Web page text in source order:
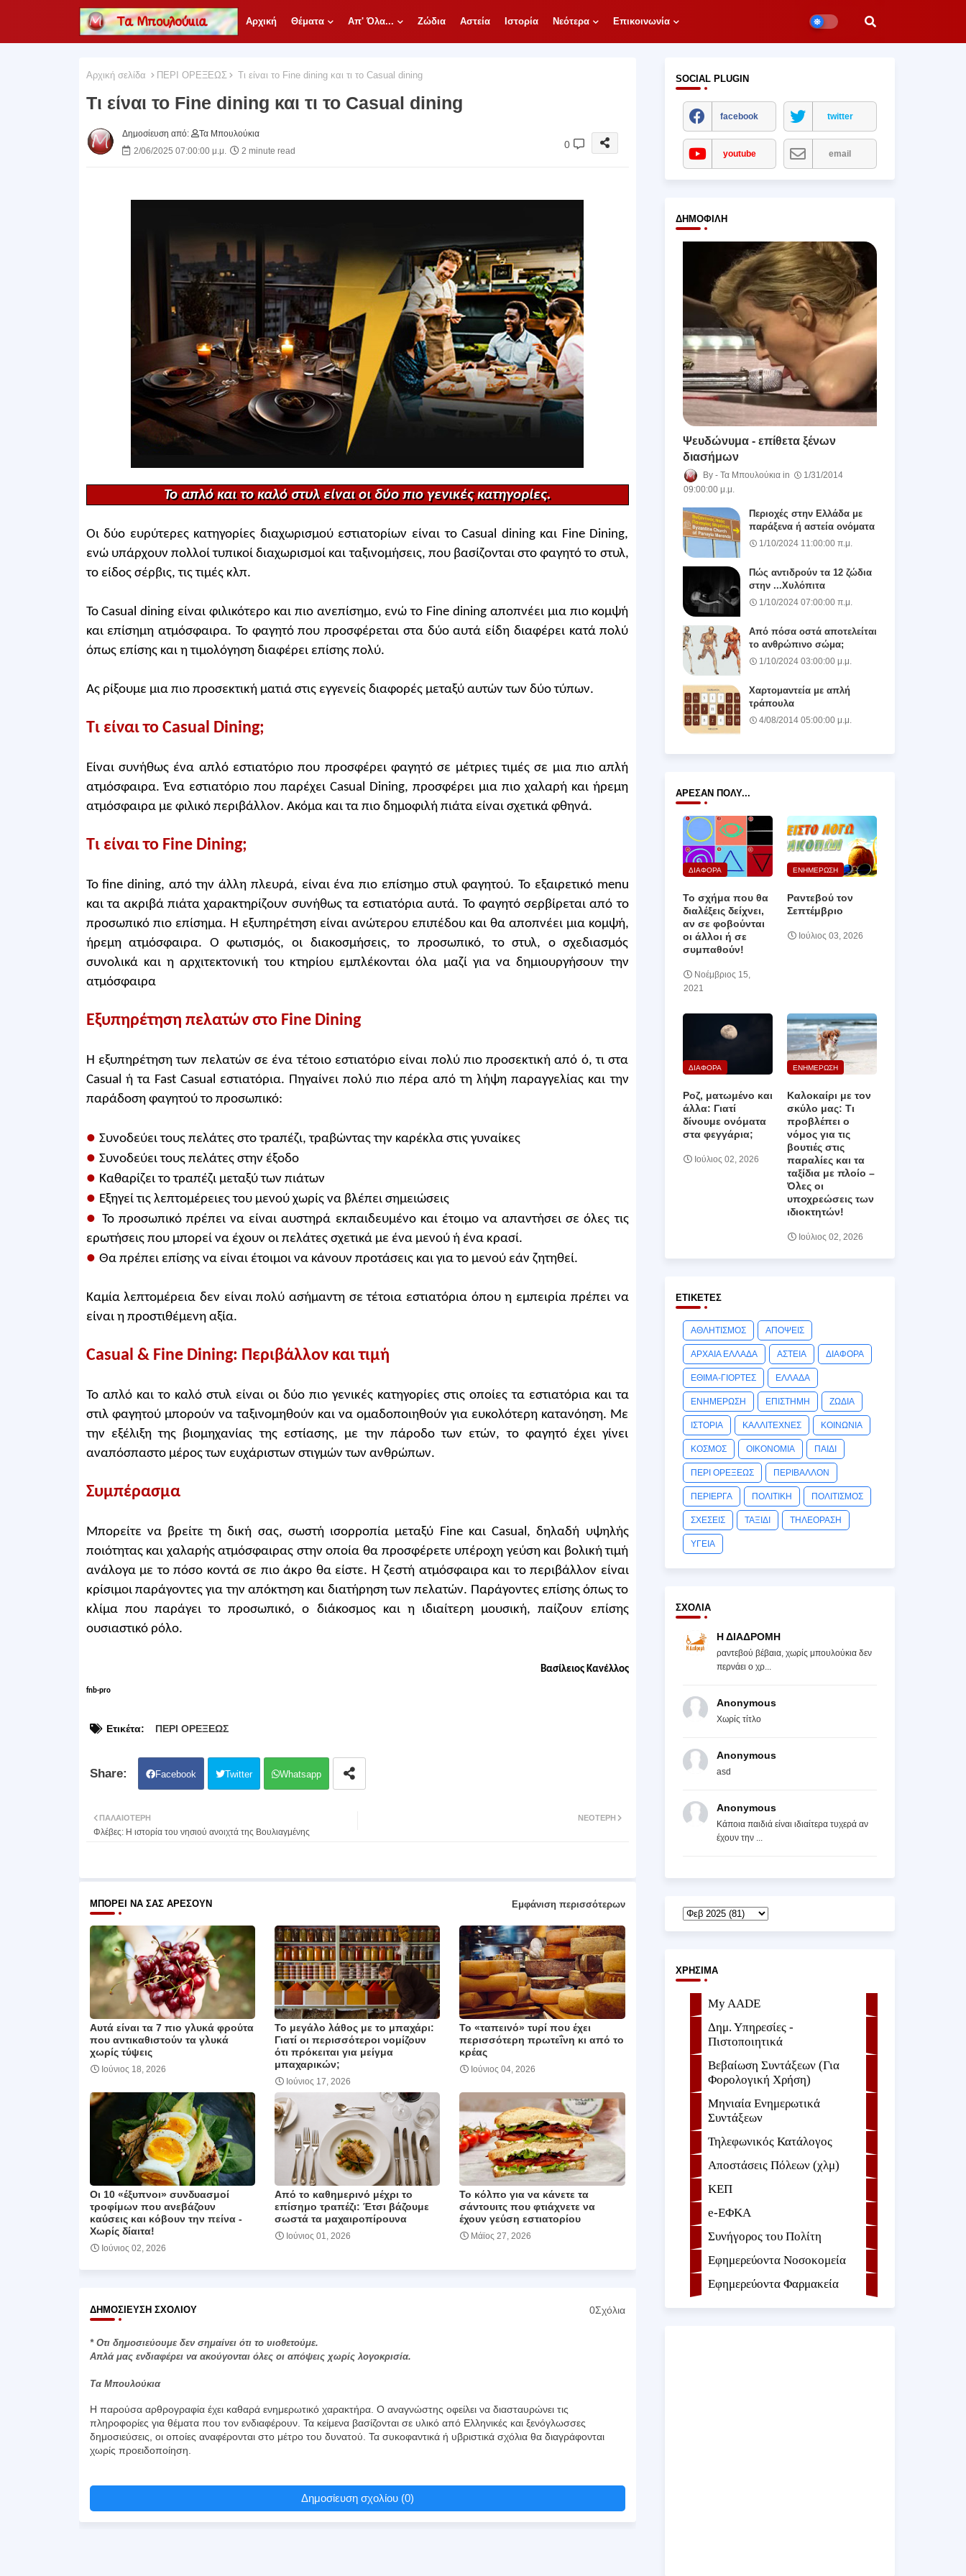
Αρχική Θέματα Απ' Όλα... Ζώδια Αστεία Ιστορία Νεότερα Επικοινωνία
Αρχική σελίδα ΠΕΡΙ ΟΡΕΞΕΩΣ Τι είναι το Fine dining και τι το Casual dining
Τι είναι το Fine dining και τι το Casual dining
Δημοσίευση από:
Τα Μπουλούκια
2/06/2025 07:00:00 μ.μ.
2 minute read
0
Το απλό και το καλό στυλ είναι οι δύο πιο γενικές κατηγορίες.
Οι δύο ευρύτερες κατηγορίες διαχωρισμού εστιατορίων είναι το Casual dining και Fine Dining,
ενώ υπάρχουν πολλοί τυπικοί διαχωρισμοί και ταξινομήσεις, που βασίζονται στο φαγητό το στυλ,
το είδος σέρβις, τις τιμές κλπ.
Το Casual dining είναι φιλικότερο και πιο ανεπίσημο, ενώ το Fine dining αποπνέει μια πιο κομψή
και επίσημη ατμόσφαιρα. Το φαγητό που προσφέρεται στα δύο αυτά είδη διαφέρει κατά πολύ
όπως επίσης και η τιμολόγηση διαφέρει επίσης πολύ.
Ας ρίξουμε μια πιο προσεκτική ματιά στις εγγενείς διαφορές μεταξύ αυτών των δύο τύπων.
Τι είναι το Casual Dining;
Είναι συνήθως ένα απλό εστιατόριο που προσφέρει φαγητό σε μέτριες τιμές σε μια πιο απλή
ατμόσφαιρα. Ένα εστιατόριο που παρέχει Casual Dining, προσφέρει μια πιο χαλαρή και ήρεμη
ατμόσφαιρα με φιλικό περιβάλλον. Ακόμα και τα πιο δημοφιλή πιάτα είναι σχετικά φθηνά.
Τι είναι το Fine Dining;
Το fine dining, από την άλλη πλευρά, είναι ένα πιο επίσημο στυλ φαγητού. Το εξαιρετικό menu
και τα ακριβά πιάτα χαρακτηρίζουν συνήθως τα εστιατόρια αυτά. Το φαγητό σερβίρεται από το
προσωπικό πιο επίσημα. Η εξυπηρέτηση είναι ανώτερου επιπέδου και θα αποπνέει μια κομψή,
ήρεμη ατμόσφαιρα. Ο φωτισμός, οι διακοσμήσεις, το προσωπικό, το στυλ, ο σχεδιασμός
συνολικά και η αρχιτεκτονική του κτηρίου εμπλέκονται όλα μαζί για να δημιουργήσουν την
ατμόσφαιρα
Εξυπηρέτηση πελατών στο Fine Dining
Η εξυπηρέτηση των πελατών σε ένα τέτοιο εστιατόριο είναι πολύ πιο προσεκτική από ό, τι στα
Casual ή τα Fast Casual εστιατόρια. Πηγαίνει πολύ πιο πέρα από τη λήψη παραγγελίας και την
παράδοση φαγητού το προσωπικό:
● Συνοδεύει τους πελάτες στο τραπέζι, τραβώντας την καρέκλα στις γυναίκες
● Συνοδεύει τους πελάτες στην έξοδο
● Καθαρίζει το τραπέζι μεταξύ των πιάτων
● Εξηγεί τις λεπτομέρειες του μενού χωρίς να βλέπει σημειώσεις
● Το προσωπικό πρέπει να είναι αυστηρά εκπαιδευμένο και έτοιμο να απαντήσει σε όλες τις
ερωτήσεις που μπορεί να έχουν οι πελάτες σχετικά με ένα μενού ή ένα κρασί.
● Θα πρέπει επίσης να είναι έτοιμοι να κάνουν προτάσεις και για το μενού εάν ζητηθεί.
Καμία λεπτομέρεια δεν είναι πολύ ασήμαντη σε τέτοια εστιατόρια όπου η εμπειρία πρέπει να
είναι η προστιθέμενη αξία.
Casual & Fine Dining: Περιβάλλον και τιμή
Το απλό και το καλό στυλ είναι οι δύο πιο γενικές κατηγορίες στις οποίες τα εστιατόρια και τα
στιλ φαγητού μπορούν να ταξινομηθούν και να ομαδοποιηθούν για ευκολότερη κατανόηση. Με
την εξέλιξη της βιομηχανίας της εστίασης, με την πάροδο των ετών, το φαγητό έχει γίνει
αναπόσπαστο μέρος των ευχάριστων στιγμών των ανθρώπων.
Συμπέρασμα
Μπορείτε να βρείτε τη δική σας, σωστή ισορροπία μεταξύ Fine και Casual, δηλαδή υψηλής
ποιότητας και χαλαρής ατμόσφαιρας στην οποία θα προσφέρετε υπέροχη γεύση και βολική τιμή
ανάλογα με το πόσο κοντά σε πιο άκρο θα είστε. Η ζεστή ατμόσφαιρα και το περιβάλλον είναι
κρίσιμοι παράγοντες για την απόκτηση και διατήρηση των πελατών. Παράγοντες επίσης όπως το
κλίμα που παράγει το προσωπικό, ο διάκοσμος και η ιδιαίτερη μουσική, παίζουν επίσης
ουσιαστικό ρόλο.
Βασίλειος Κανέλλος
fnb-pro
Ετικέτα: ΠΕΡΙ ΟΡΕΞΕΩΣ
Facebook Twitter Whatsapp
ΝΕΌΤΕΡΗ
ΠΑΛΑΙΌΤΕΡΗ
Φλέβες: Η ιστορία του νησιού ανοιχτά της Βουλιαγμένης
ΜΠΟΡΕΊ ΝΑ ΣΑΣ ΑΡΈΣΟΥΝ Εμφάνιση περισσότερων
Αυτά είναι τα 7 πιο γλυκά φρούτα
που αντικαθιστούν τα γλυκά
χωρίς τύψεις
Ιούνιος 18, 2026
Το μεγάλο λάθος με το μπαχάρι:
Γιατί οι περισσότεροι νομίζουν
ότι πρόκειται για μείγμα
μπαχαρικών;
Ιούνιος 17, 2026
Το «ταπεινό» τυρί που έχει
περισσότερη πρωτεΐνη κι από το
κρέας
Ιούνιος 04, 2026
Οι 10 «έξυπνοι» συνδυασμοί
τροφίμων που ανεβάζουν
καύσεις και κόβουν την πείνα ‑
Χωρίς δίαιτα!
Ιούνιος 02, 2026
Από το καθημερινό μέχρι το
επίσημο τραπέζι: Έτσι βάζουμε
σωστά τα μαχαιροπίρουνα
Ιούνιος 01, 2026
Το κόλπο για να κάνετε τα
σάντουιτς που φτιάχνετε να
έχουν γεύση εστιατορίου
Μάϊος 27, 2026
ΔΗΜΟΣΊΕΥΣΗ ΣΧΟΛΊΟΥ 0Σχόλια
* Οτι δημοσιεύουμε δεν σημαίνει ότι το υιοθετούμε.
Απλά μας ενδιαφέρει να ακούγονται όλες οι απόψεις χωρίς λογοκρισία.
Τα Μπουλούκια
Η παρούσα αρθρογραφία έχει καθαρά ενημερωτικό χαρακτήρα. Ο αναγνώστης οφείλει να διασταυρώνει τις
πληροφορίες για θέματα που τον ενδιαφέρουν. Τα κείμενα βασίζονται σε υλικό από Ελληνικές και ξενόγλωσσες
δημοσιεύσεις, οι οποίες αναφέρονται στο μέτρο του δυνατού. Τα συκοφαντικά ή υβριστικά σχόλια θα διαγράφονται
χωρίς προειδοποίηση.
Δημοσίευση σχολίου (0)
SOCIAL PLUGIN
facebook twitter
youtube email
ΔΗΜΟΦΙΛΉ
Ψευδώνυμα - επίθετα ξένων
διασήμων
Τα Μπουλούκια
1/31/2014
09:00:00 μ.μ.
Περιοχές στην Ελλάδα με
παράξενα ή αστεία ονόματα
1/10/2024 11:00:00 π.μ.
Πώς αντιδρούν τα 12 ζώδια
στην ...Χυλόπιτα
1/10/2024 07:00:00 π.μ.
Από πόσα οστά αποτελείται
το ανθρώπινο σώμα;
1/10/2024 03:00:00 μ.μ.
Χαρτομαντεία με απλή
τράπουλα
4/08/2014 05:00:00 μ.μ.
ΆΡΕΣΑΝ ΠΟΛΎ...
ΔΙΑΦΟΡΑ
Το σχήμα που θα
διαλέξεις δείχνει,
αν σε φοβούνται
οι άλλοι ή σε
συμπαθούν!
Νοέμβριος 15,
2021
ΕΝΗΜΕΡΩΣΗ
Ραντεβού τον
Σεπτέμβριο
Ιούλιος 03, 2026
ΔΙΑΦΟΡΑ
Ροζ, ματωμένο και
άλλα: Γιατί
δίνουμε ονόματα
στα φεγγάρια;
Ιούλιος 02, 2026
ΕΝΗΜΕΡΩΣΗ
Καλοκαίρι με τον
σκύλο μας: Τι
προβλέπει ο
νόμος για τις
βουτιές στις
παραλίες και τα
ταξίδια με πλοίο –
Όλες οι
υποχρεώσεις των
ιδιοκτητών!
Ιούλιος 02, 2026
ΕΤΙΚΈΤΕΣ
ΑΘΛΗΤΙΣΜΟΣ ΑΠΟΨΕΙΣ
ΑΡΧΑΙΑ ΕΛΛΑΔΑ ΑΣΤΕΙΑ ΔΙΑΦΟΡΑ
ΕΘΙΜΑ-ΓΙΟΡΤΕΣ ΕΛΛΑΔΑ
ΕΝΗΜΕΡΩΣΗ ΕΠΙΣΤΗΜΗ ΖΩΔΙΑ
ΙΣΤΟΡΙΑ ΚΑΛΛΙΤΕΧΝΕΣ ΚΟΙΝΩΝΙΑ
ΚΟΣΜΟΣ ΟΙΚΟΝΟΜΙΑ ΠΑΙΔΙ
ΠΕΡΙ ΟΡΕΞΕΩΣ ΠΕΡΙΒΑΛΛΟΝ
ΠΕΡΙΕΡΓΑ ΠΟΛΙΤΙΚΗ ΠΟΛΙΤΙΣΜΟΣ
ΣΧΕΣΕΙΣ ΤΑΞΙΔΙ ΤΗΛΕΟΡΑΣΗ
ΥΓΕΙΑ
ΣΧΌΛΙΑ
Η ΔΙΑΔΡΟΜΗ
ραντεβού βέβαια, χωρίς μπουλούκια δεν
περνάει ο χρ...
Anonymous
Χωρίς τίτλο
Anonymous
asd
Anonymous
Κάποια παιδιά είναι ιδιαίτερα τυχερά αν
έχουν την ...
ΧΡΉΣΙΜΑ
My AADE
Δημ. Υπηρεσίες -
Πιστοποιητικά
Βεβαίωση Συντάξεων (Για
Φορολογική Χρήση)
Μηνιαία Ενημερωτικά
Συντάξεων
Τηλεφωνικός Κατάλογος
Αποστάσεις Πόλεων (χλμ)
ΚΕΠ
e-ΕΦKA
Συνήγορος του Πολίτη
Εφημερεύοντα Νοσοκομεία
Εφημερεύοντα Φαρμακεία